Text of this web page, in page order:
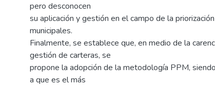
pero desconocen
su aplicación y gestión en el campo de la
municipales.
Finalmente, se establece que, en medio de la
gestión de carteras, se
propone la adopción de la metodología PPM,
a que es el más